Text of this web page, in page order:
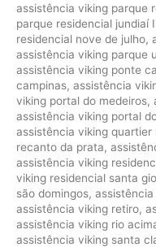
assistência viking parque
parque residencial jundiaí
residencial nove de julho,
assistência viking parque
assistência viking ponte
campinas, assistência
viking portal do medeiros,
assistência viking portal
assistência viking quartier
recanto da prata,
assistência viking
viking residencial santa
são domingos,
assistência viking retiro,
assistência viking rio
assistência viking santa